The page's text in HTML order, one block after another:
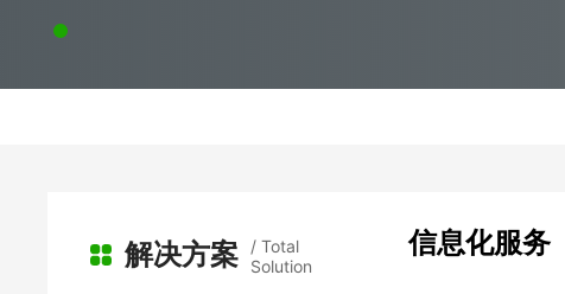
解决方案
/ Total
Solution
信息化服务